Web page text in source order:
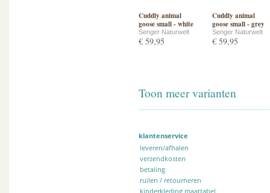
Cuddly animal
goose small - white
Senger Naturwelt
€ 59,95
Cuddly animal
goose small - grey
Senger Naturwelt
€ 59,95
Toon meer varianten
klantenservice
leveren/afhalen
verzendkosten
betaling
ruilen / retourneren
kinderkleding maattabel